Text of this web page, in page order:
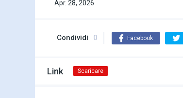
Apr. 28, 2026
Condividi 0 Facebook
Link Scaricare